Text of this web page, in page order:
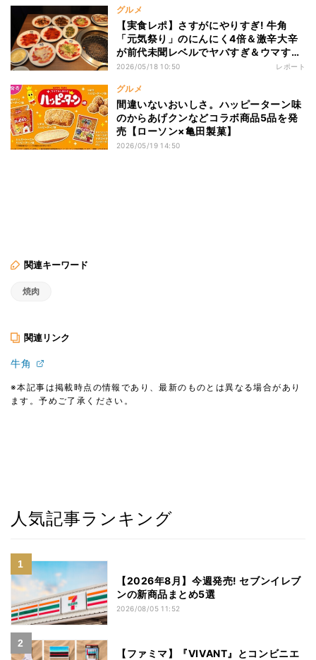
グルメ
【実食レポ】さすがにやりすぎ! 牛角
「元気祭り」のにんにく4倍＆激辛大辛
が前代未聞レベルでヤバすぎ＆ウマすぎ
た
2026/05/18 10:50 レポート
グルメ
間違いないおいしさ。ハッピーターン味
のからあげクンなどコラボ商品5品を発
売【ローソン×亀田製菓】
2026/05/19 14:50
関連キーワード
焼肉
関連リンク
牛角
※本記事は掲載時点の情報であり、最新のものとは異なる場合があり
ます。予めご了承ください。
人気記事ランキング
【2026年8月】今週発売! セブンイレブ
ンの新商品まとめ5選
2026/08/05 11:52
【ファミマ】『VIVANT』とコンビニエ